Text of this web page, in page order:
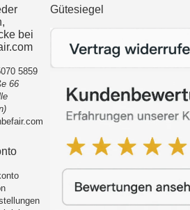
bei
5859
66
Gütesiegel